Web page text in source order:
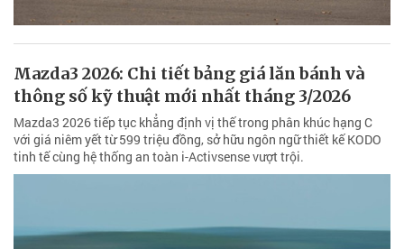
Mazda3 2026: Chi tiết bảng giá lăn bánh và
thông số kỹ thuật mới nhất tháng 3/2026
Mazda3 2026 tiếp tục khẳng định vị thế trong phân khúc hạng C
với giá niêm yết từ 599 triệu đồng, sở hữu ngôn ngữ thiết kế KODO
tinh tế cùng hệ thống an toàn i-Activsense vượt trội.